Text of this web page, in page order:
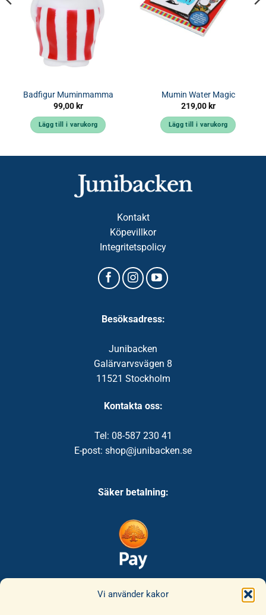
Vi använder kakor
Badfigur Muminmamma
99,00 kr
Lägg till i varukorg
Mumin Water Magic
219,00 kr
Lägg till i varukorg
Kontakt
Köpevillkor
Integritetspolicy
Besöksadress:
Junibacken
Galärvarvsvägen 8
11521 Stockholm
Kontakta oss:
Tel: 08-587 230 41
E-post: shop@junibacken.se
Säker betalning:
Säker leverans: